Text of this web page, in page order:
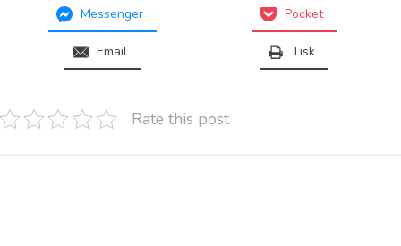
Messenger Pocket
Email Tisk
Rate this post